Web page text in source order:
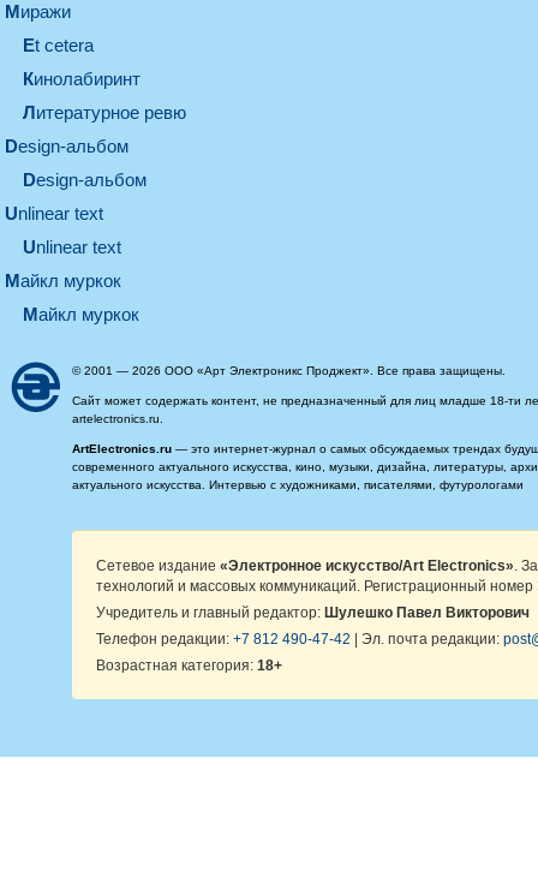
миражи
et cetera
кинолабиринт
литературное ревю
design-альбом
design-альбом
unlinear text
Unlinear text
майкл муркок
майкл муркок
© 2001 — 2026 ООО «Арт Электроникс Проджект». Все права защищены.
Сайт может содержать контент, не предназначенный для лиц младше 18-ти
artelectronics.ru.
ArtElectronics.ru — это интернет-журнал о самых обсуждаемых трендах
современного актуального искусства, кино, музыки, дизайна, литературы,
актуального искусства. Интервью с художниками, писателями, футурологами
Сетевое издание «Электронное искусство/Art Electronics» .
технологий и массовых коммуникаций. Регистрационный
Учредитель и главный редактор: Шулешко Павел Викторович
Телефон редакции: +7 812 490-47-42 | Эл. почта редакции:
Возрастная категория: 18+